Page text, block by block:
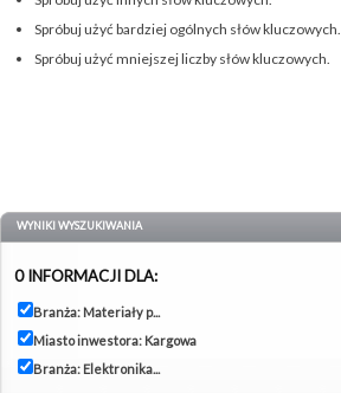
Spróbuj użyć bardziej ogólnych słów kluczowych.
Spróbuj użyć mniejszej liczby słów kluczowych.
WYNIKI WYSZUKIWANIA
0 INFORMACJI DLA:
Branża: Materiały p...
Miasto inwestora: Kargowa
Branża: Elektronika...